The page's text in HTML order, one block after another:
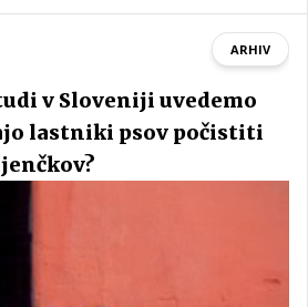
ARHIV
v Sloveniji uvedemo
lastniki psov počistiti